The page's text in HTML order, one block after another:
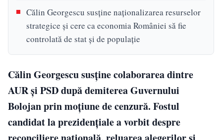
Călin Georgescu susține naționalizarea resurselor
strategice și cere ca economia României să fie
controlată de stat și de populație
Călin Georgescu susține colaborarea dintre
AUR și PSD după demiterea Guvernului
Bolojan prin moțiune de cenzură. Fostul
candidat la prezidențiale a vorbit despre